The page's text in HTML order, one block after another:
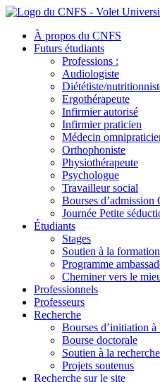
À propos du CNFS
Futurs étudiants
Professions :
Audiologiste
Diététiste/
Ergothérapeute
Infirmier autorisé
Infirmier praticien
Médecin
Orthophoniste
Physiothérapeute
Psychologue
Travailleur social
Bourses d’admission
Journée Petite
Étudiants
Stages
Soutien à la formation
Programme
Cheminer vers le
Professionnels
Professeurs
Recherche
Bourses d’initiation à
Bourse doctorale
Soutien à la recherche
Projets soutenus
Recherche sur le site